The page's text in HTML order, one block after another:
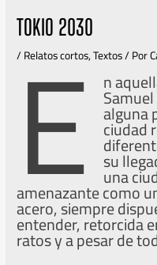
TOKIO 2030
/Relatos cortos,Textos/ Por
E n
alguna
ciudad
su
una
amenazante como
acero, siempre
entender, retorcida
ratos y a pesar de